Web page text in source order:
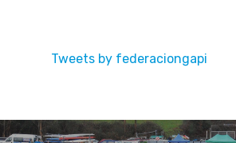
Tweets by federaciongapi